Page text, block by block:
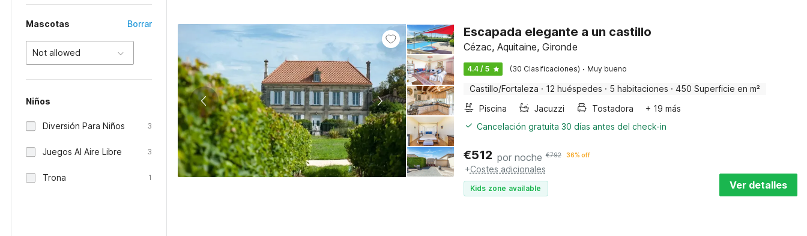
Mascotas Borrar
Not allowed
Niños
Diversión Para Niños 3
Juegos Al Aire Libre 3
Trona 1
Escapada elegante a un castillo
Cézac, Aquitaine, Gironde
4.4 / 5 (30 Clasificaciones) · Muy bueno
Castillo/Fortaleza · 12 huéspedes · 5 habitaciones · 450 Superficie en m²
Piscina
Jacuzzi Tostadora
+ 19 más
Cancelación gratuita 30 días antes del check-in
€512 por noche €792 36% off
+Costes adicionales
Kids zone available Ver detalles